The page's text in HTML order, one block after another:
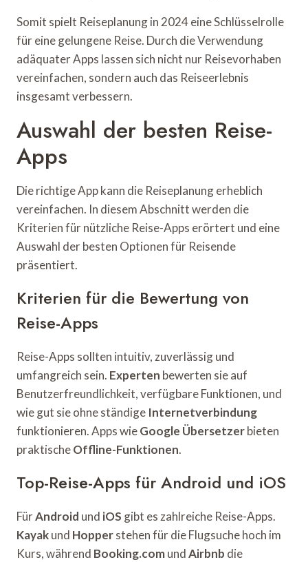
Somit spielt Reiseplanung in 2024 eine Schlüsselrolle
für eine gelungene Reise. Durch die Verwendung
adäquater Apps lassen sich nicht nur Reisevorhaben
vereinfachen, sondern auch das Reiseerlebnis
insgesamt verbessern.
Auswahl der besten Reise-
Apps
Die richtige App kann die Reiseplanung erheblich
vereinfachen. In diesem Abschnitt werden die
Kriterien für nützliche Reise-Apps erörtert und eine
Auswahl der besten Optionen für Reisende
präsentiert.
Kriterien für die Bewertung von
Reise-Apps
Reise-Apps sollten intuitiv, zuverlässig und
umfangreich sein. Experten bewerten sie auf
Benutzerfreundlichkeit, verfügbare Funktionen, und
wie gut sie ohne ständige Internetverbindung
funktionieren. Apps wieGoogle Übersetzerbieten
praktischeOffline-Funktionen.
Top-Reise-Apps für Android und iOS
FürAndroid und iOS gibt es zahlreiche Reise-Apps.
Kayakund Hopperstehen für die Flugsuche hoch im
Kurs, während Booking.comundAirbnb die